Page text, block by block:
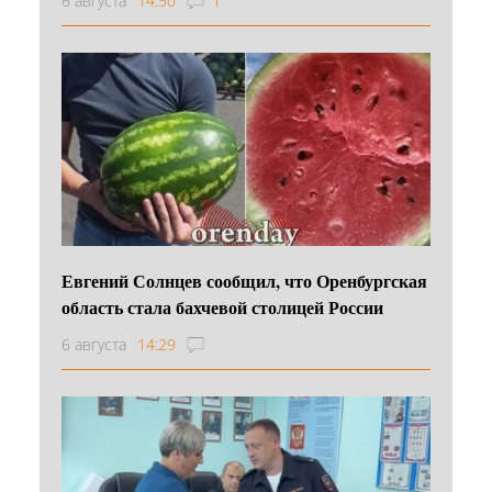
Евгений Солнцев сообщил, что Оренбургская
область стала бахчевой столицей России
6 августа 14:29